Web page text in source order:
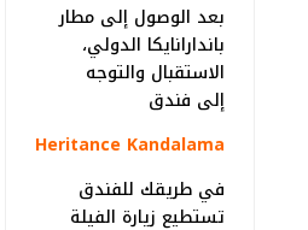
بعد الوصول إلى مطار
باندارانايكا الدولي،
الاستقبال والتوجه
إلى فندق
Heritance Kandalama
في طريقك للفندق
تستطيع زيارة الفيلة